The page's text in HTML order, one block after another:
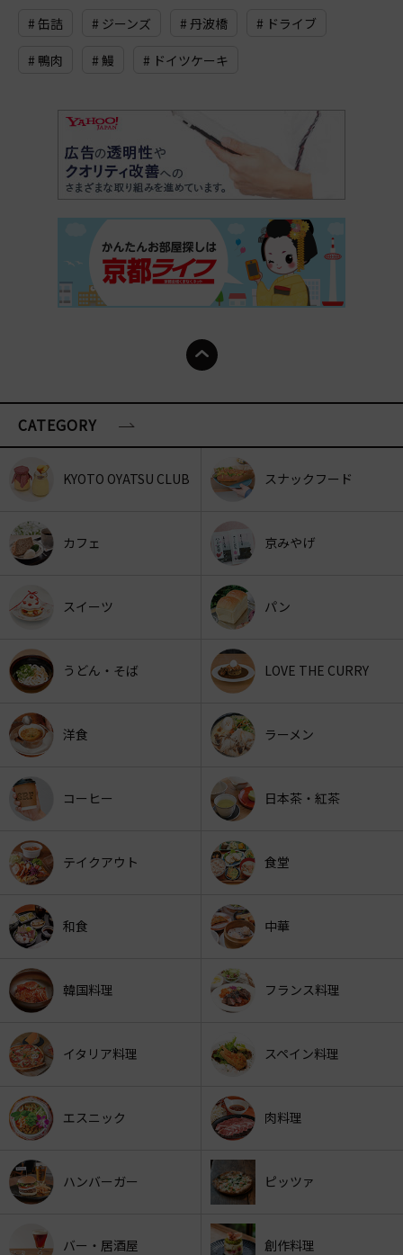
# 缶詰 # ジーンズ # 丹波橋 # ドライブ
# 鴨肉 # 鰻 # ドイツケーキ
CATEGORY
KYOTO OYATSU CLUB スナックフード
カフェ 京みやげ
スイーツ パン
うどん・そば LOVE THE CURRY
洋食 ラーメン
コーヒー 日本茶・紅茶
テイクアウト 食堂
和食 中華
韓国料理 フランス料理
イタリア料理 スペイン料理
エスニック 肉料理
ハンバーガー ピッツァ
バー・居酒屋 創作料理